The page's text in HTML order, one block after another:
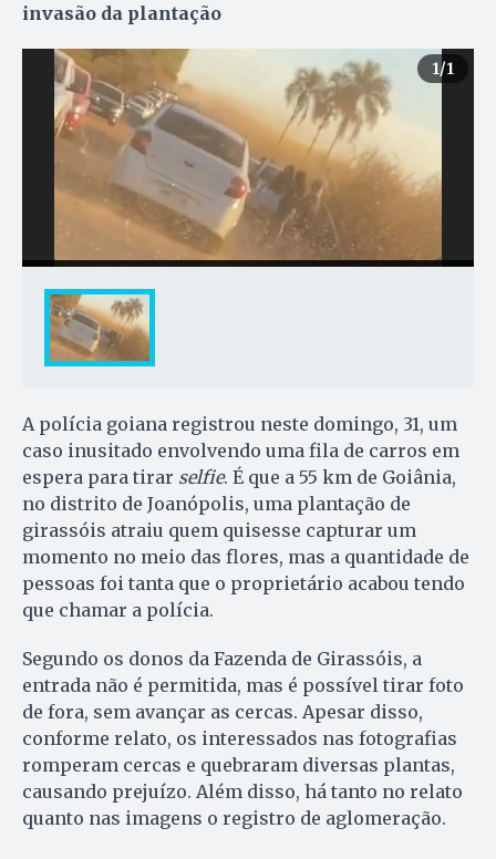
invasão da plantação
1/1
A polícia goiana registrou neste domingo, 31, um
caso inusitado envolvendo uma fila de carros em
espera para tirar selfie. É que a 55 km de Goiânia,
no distrito de Joanópolis, uma plantação de
girassóis atraiu quem quisesse capturar um
momento no meio das flores, mas a quantidade de
pessoas foi tanta que o proprietário acabou tendo
que chamar a polícia.
Segundo os donos da Fazenda de Girassóis, a
entrada não é permitida, mas é possível tirar foto
de fora, sem avançar as cercas. Apesar disso,
conforme relato, os interessados nas fotografias
romperam cercas e quebraram diversas plantas,
causando prejuízo. Além disso, há tanto no relato
quanto nas imagens o registro de aglomeração.